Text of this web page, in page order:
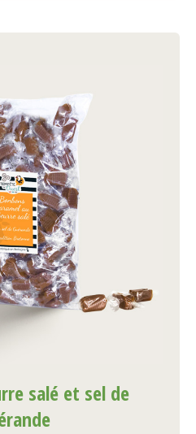
salé et sel de